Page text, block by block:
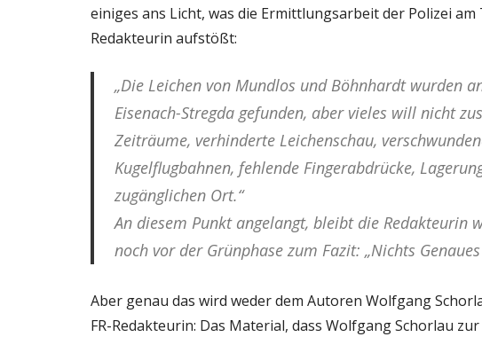
einiges ans Licht, was die Ermittlungsarbeit der Polizei
Redakteurin aufstößt:
„Die Leichen von Mundlos und Böhnhardt wurden
Eisenach-Stregda gefunden, aber vieles will nicht
Zeiträume, verhinderte Leichenschau,
Kugelflugbahnen, fehlende Fingerabdrücke,
zugänglichen Ort.“
An diesem Punkt angelangt, bleibt die Redakteurin
noch vor der Grünphase zum Fazit: „Nichts
Aber genau das wird weder dem Autoren Wolfgang
FR-Redakteurin: Das Material, dass Wolfgang Schorlau